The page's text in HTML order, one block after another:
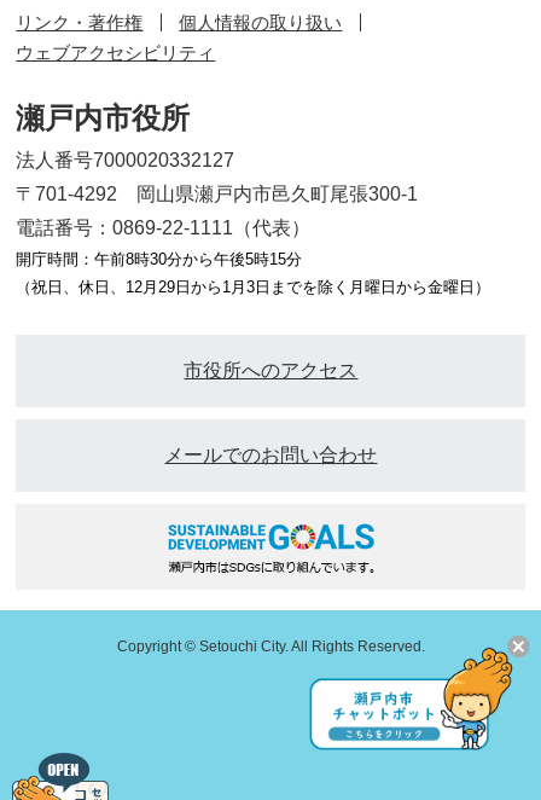
リンク・著作権
個人情報の取り扱い
ウェブアクセシビリティ
瀬戸内市役所
法人番号7000020332127
〒701-4292 岡山県瀬戸内市邑久町尾張300-1
電話番号：0869-22-1111（代表）
開庁時間：午前8時30分から午後5時15分
（祝日、休日、12月29日から1月3日までを除く月曜日から金曜日）
市役所へのアクセス
メールでのお問い合わせ
Copyright © Setouchi City. All Rights Reserved.